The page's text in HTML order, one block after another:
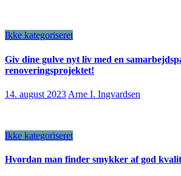
Ikke kategoriseret
Giv dine gulve nyt liv med en
renoveringsprojektet!
14. august 2023 Arne I. Ingvardsen
Ikke kategoriseret
Hvordan man finder smykker af god